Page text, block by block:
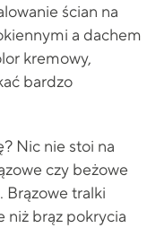
ścian na
a dachem
kremowy,
bardzo
Nic nie stoi na
czy beżowe
Brązowe tralki
niż brąz pokrycia